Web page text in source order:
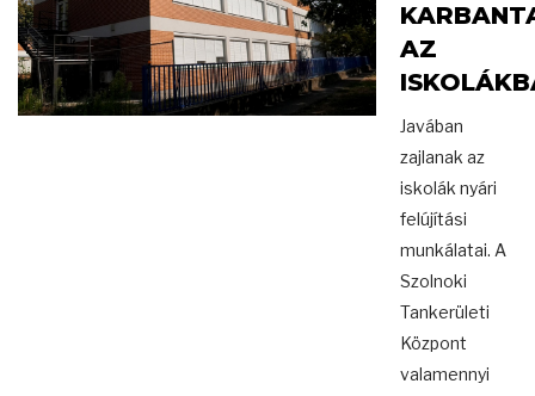
AZ
Javában
zajlanak az
iskolák nyári
felújítási
munkálatai. A
Szolnoki
Tankerületi
Központ
valamennyi